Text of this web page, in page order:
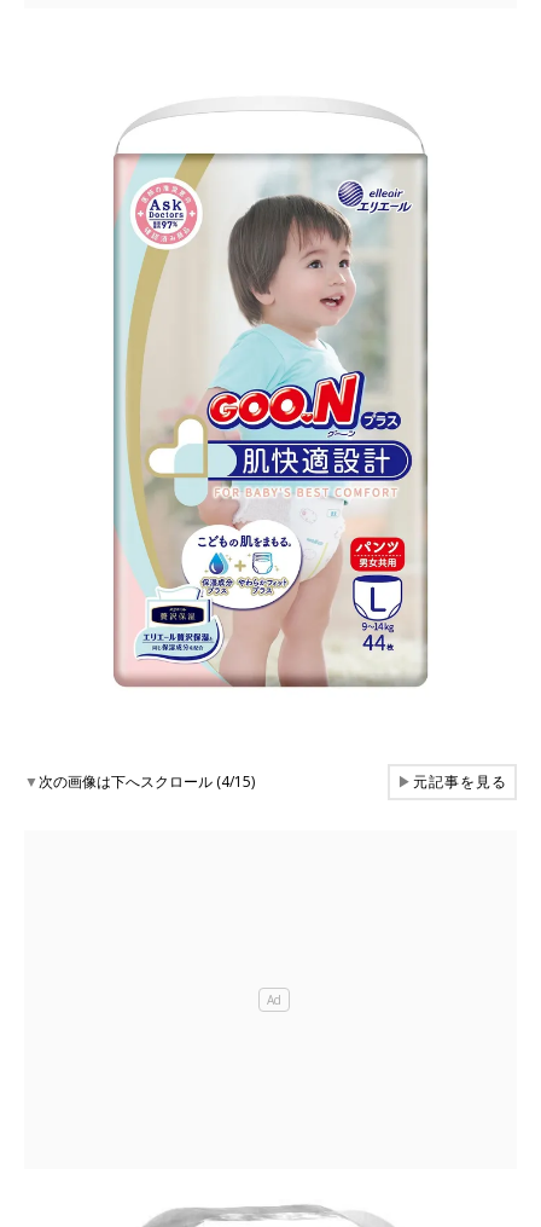
▼次の画像は下へスクロール (4/15) ▶元記事を見る